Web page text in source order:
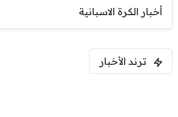
أخبار الكرة الاسبانية
ترند الأخبار